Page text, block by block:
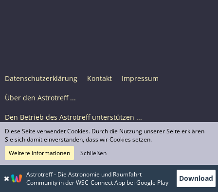
Datenschutzerklärung Kontakt Impressum
Über den Astrotreff ...
Den Betrieb des Astrotreff unterstützen ...
Nutzungsbedingungen
© Astrotreff 2001-2026, lizenziert unter CC BY-SA,
sofern für einzelne Inhalte nicht anders angegeben
Astrotreff - Die Astronomie und Raumfahrt
Community in der WSC-Connect App bei Google Play
Download
Diese Seite verwendet Cookies. Durch die Nutzung unserer Seite erklären
Sie sich damit einverstanden, dass wir Cookies setzen.
Weitere Informationen
Schließen